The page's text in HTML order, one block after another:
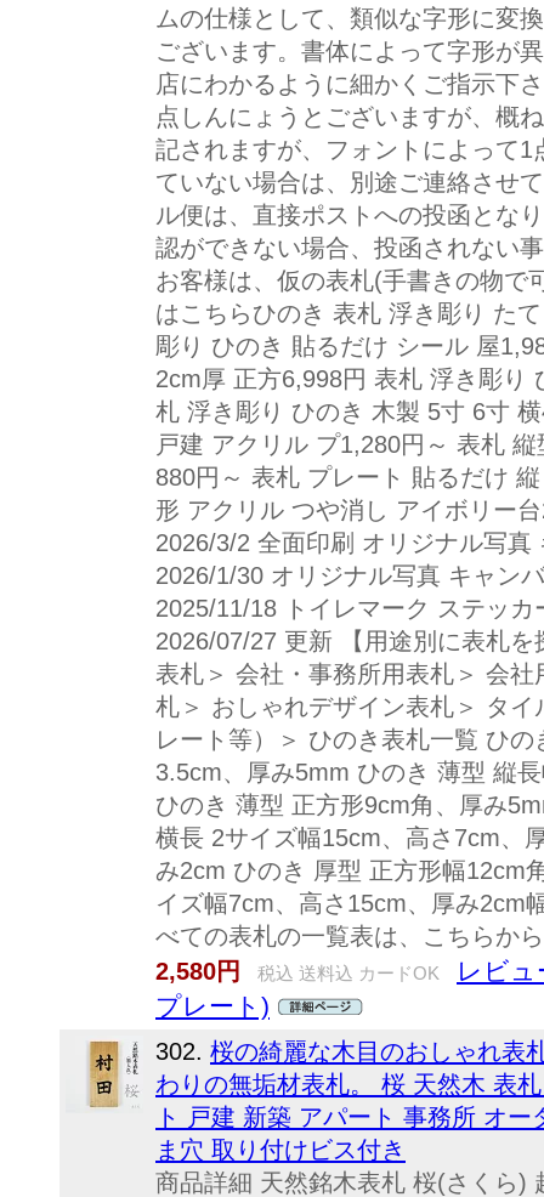
ムの仕様として、類似な字形に変
ございます。書体によって字形が
店にわかるように細かくご指示下
点しんにょうとございますが、概
記されますが、フォントによって
ていない場合は、別途ご連絡させ
ル便は、直接ポストへの投函とな
認ができない場合、投函されない
お客様は、仮の表札(手書きの物で
はこちらひのき 表札 浮き彫り た
彫り ひのき 貼るだけ シール 屋
2cm厚 正方6,998円 表札 浮き彫り
札 浮き彫り ひのき 木製 5寸 6寸
戸建 アクリル プ1,280円～ 表札
880円～ 表札 プレート 貼るだけ
形 アクリル つや消し アイボリー
2026/3/2 全面印刷 オリジナル写
2026/1/30 オリジナル写真 キャン
2025/11/18 トイレマーク ステッ
2026/07/27 更新 【用途別に表札
表札＞ 会社・事務所用表札＞ 会
札＞ おしゃれデザイン表札＞ タ
レート等）＞ ひのき表札一覧 ひ
3.5cm、厚み5mm ひのき 薄型 縦
ひのき 薄型 正方形9cm角、厚み
横長 2サイズ幅15cm、高さ7cm、
み2cm ひのき 厚型 正方形幅12cm
イズ幅7cm、高さ15cm、厚み2cm
べての表札の一覧表は、こちらか
2,580円
税込 送料込 カードOK
レビュ
プレート)
302. 桜の綺麗な木目のおしゃれ表
わりの無垢材表札。 桜 天然木 表
ト 戸建 新築 アパート 事務所 オ
ま穴 取り付けビス付き
商品詳細 天然銘木表札 桜(さくら)